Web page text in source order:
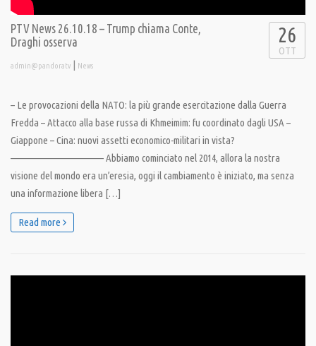
PTV News 26.10.18 – Trump chiama Conte,
Draghi osserva
admin@pandoratv | News
26
OTT
– Le provocazioni della NATO: la più grande esercitazione dalla Guerra
Fredda – Attacco alla base russa di Khmeimim: fu coordinato dagli USA –
Giappone – Cina: nuovi assetti economico-militari in vista?
———————————— Abbiamo cominciato nel 2014, allora la nostra
visione del mondo era un’eresia, oggi il cambiamento è iniziato, ma senza
una informazione libera […]
Read more